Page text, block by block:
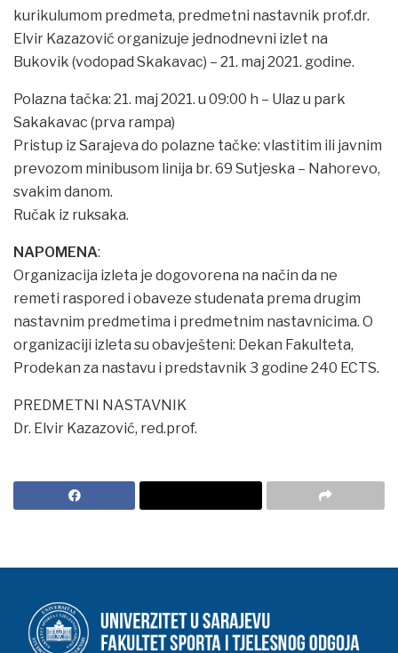
kurikulumom predmeta, predmetni nastavnik prof.dr.
Elvir Kazazović organizuje jednodnevni izlet na
Bukovik (vodopad Skakavac) – 21. maj 2021. godine.
Polazna tačka: 21. maj 2021. u 09:00 h – Ulaz u park
Sakakavac (prva rampa)
Pristup iz Sarajeva do polazne tačke: vlastitim ili javnim
prevozom minibusom linija br. 69 Sutjeska – Nahorevo,
svakim danom.
Ručak iz ruksaka.
NAPOMENA:
Organizacija izleta je dogovorena na način da ne
remeti raspored i obaveze studenata prema drugim
nastavnim predmetima i predmetnim nastavnicima. O
organizaciji izleta su obavješteni: Dekan Fakulteta,
Prodekan za nastavu i predstavnik 3 godine 240 ECTS.
PREDMETNI NASTAVNIK
Dr. Elvir Kazazović, red.prof.